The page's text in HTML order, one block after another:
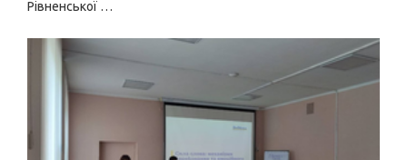
Рівненської …